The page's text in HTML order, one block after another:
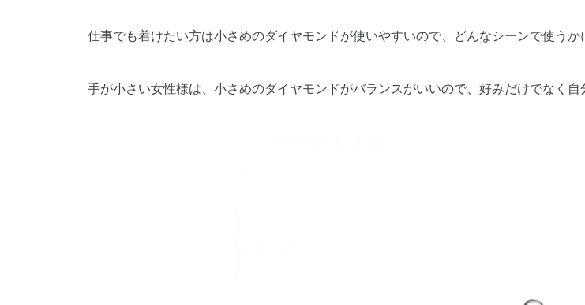
仕事でも着けたい方は小さめのダイヤモンドが使いやすいので、どんなシーンで使う
手が小さい女性様は、小さめのダイヤモンドがバランスがいいので、好みだけでなく